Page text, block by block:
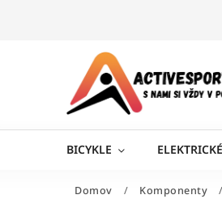
BICYKLE
Domov / Komponenty /